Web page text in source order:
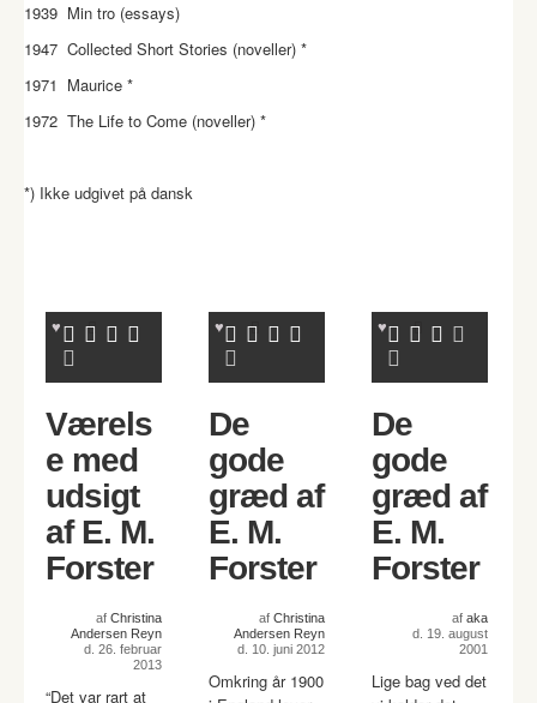
1939 Min tro (essays)
1947 Collected Short Stories (noveller) *
1971 Maurice *
1972 The Life to Come (noveller) *
*) Ikke udgivet på dansk
Værels
e med
udsigt
af E. M.
Forster
af Christina
Andersen Reyn
d. 26. februar
2013
“Det var rart at
De
gode
græd af
E. M.
Forster
af Christina
Andersen Reyn
d. 10. juni 2012
Omkring år 1900
De
gode
græd af
E. M.
Forster
af aka
d. 19. august
2001
Lige bag ved det